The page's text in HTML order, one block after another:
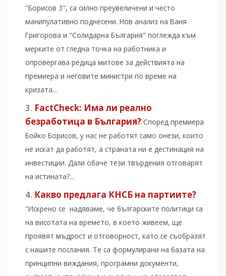
"Борисов 3", са силно преувеличени и често
манипулативно поднесени. Нов анализ на Ваня
Григорова и "Солидарна България" поглежда към
мерките от гледна точка на работника и
опровергава редица митове за действията на
премиера и неговите министри по време на
кризата...
FactCheck: Има ли реално
безработица в България? Според премиера
Бойко Борисов, у нас не работят само онези, които
не искат да работят, а страната ни е дестинация на
инвестиции. Дали обаче тези твърдения отговарят
на истината?...
Какво предлага КНСБ на партиите?
"Искрено се надяваме, че българските политици са
на висотата на времето, в което живеем, ще
проявят мъдрост и отговорност, като се съобразят
с нашите послания. Те са формулирани на базата на
принципни виждания, програмни документи,